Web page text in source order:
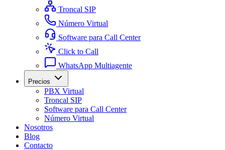
Troncal SIP
Número Virtual
Software para Call Center
Click to Call
WhatsApp Multiagente
Precios
PBX Virtual
Troncal SIP
Software para Call Center
Número Virtual
Nosotros
Blog
Contacto